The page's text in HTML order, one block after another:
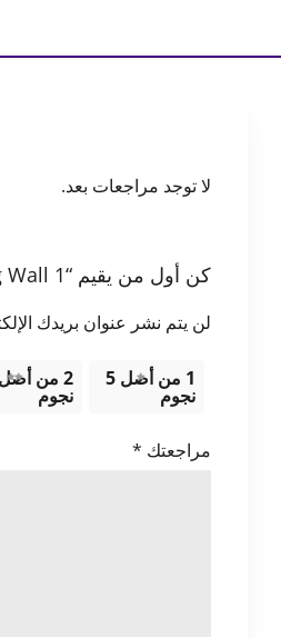
لا توجد مراجعات بعد.
كن أول من يقيم “1 Panel Mountain Climbing Wall”
لن يتم نشر عنوان بريدك
1 من أصل 5
نجوم نجوم
مراجعتك *